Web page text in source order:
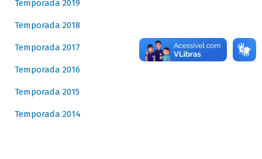
Temporada 2019
Temporada 2018
Temporada 2017
Temporada 2016
Temporada 2015
Temporada 2014